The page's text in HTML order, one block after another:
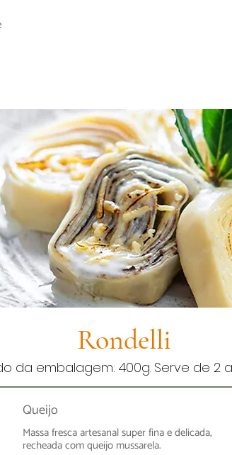
Rondelli
da embalagem: 400g. Serve de 2
Queijo
Massa fresca artesanal super fina e delicada,
recheada com queijo mussarela.